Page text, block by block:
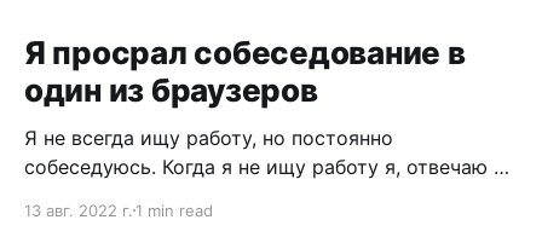
Я просрал собеседование в
один из браузеров
Я не всегда ищу работу, но постоянно
собеседуюсь. Когда я не ищу работу я, отвечаю на
Например, у рожекниги я спрашивал: могу ли
13 авг. 2022 г. 1 min read